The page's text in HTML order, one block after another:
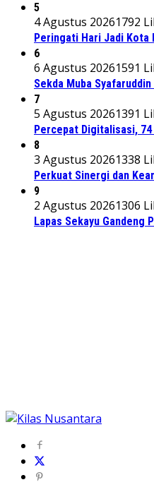
5
4 Agustus 20261792
Peringati Hari Jadi Kota
6
6 Agustus 20261591
Sekda Muba
7
5 Agustus 20261391
Percepat Digitalisasi,
8
3 Agustus 20261338
Perkuat Sinergi dan
9
2 Agustus 20261306
Lapas Sekayu Gandeng